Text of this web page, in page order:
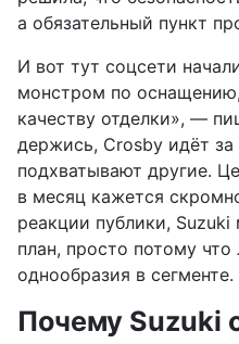
а обязательный пункт
И вот тут соцсети
монстром по
качеству отделки», —
держись, Crosby идёт
подхватывают другие.
в месяц кажется
реакции публики,
план, просто потому
однообразия в сегменте.
Почему Suzuki